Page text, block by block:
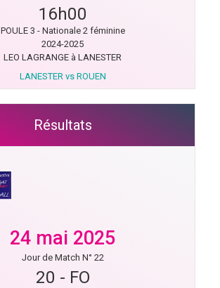
16h00
POULE 3 - Nationale 2 féminine
2024-2025
LEO LAGRANGE à LANESTER
LANESTER vs ROUEN
Résultats
24 mai 2025
Jour de Match N° 22
20 - FO